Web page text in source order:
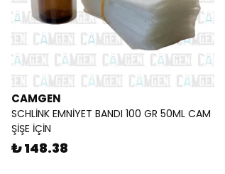
CAMGEN
SCHLİNK EMNİYET BANDI 100 GR 50ML CAM
ŞİŞE İÇİN
₺ 148.38